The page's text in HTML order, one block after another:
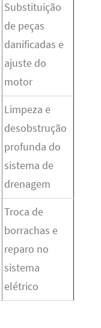
Substituição
de peças
danificadas e
ajuste do
motor
Limpeza e
desobstrução
profunda do
sistema de
drenagem
Troca de
borrachas e
reparo no
sistema
elétrico